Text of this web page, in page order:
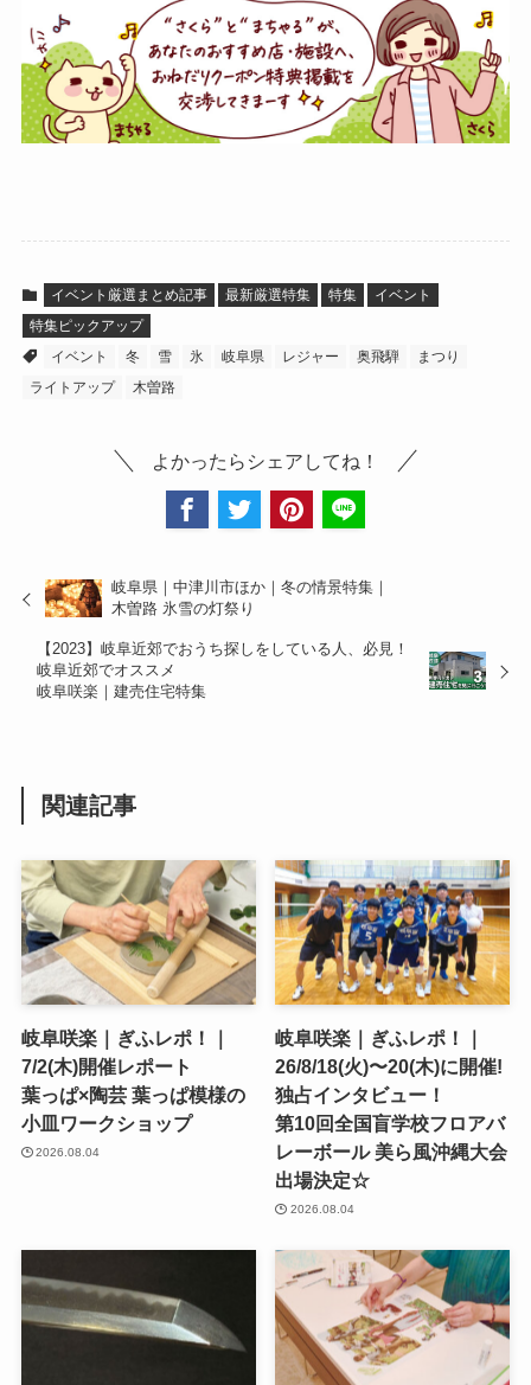
イベント厳選まとめ記事 最新厳選特集 特集
イベント
特集ピックアップ
イベント
冬 雪 氷 岐阜県 レジャー 奥飛騨
まつり
ライトアップ
木曽路
よかったらシェアしてね！
岐阜県｜中津川市ほか｜冬の情景特集｜
木曽路 氷雪の灯祭り
【2023】岐阜近郊でおうち探しをしている人、必見！
岐阜近郊でオススメ
岐阜咲楽｜建売住宅特集
関連記事
岐阜咲楽｜ぎふレポ！｜
7/2(木)開催レポート
葉っぱ×陶芸 葉っぱ模様の
小皿ワークショップ
2026.08.04
岐阜咲楽｜ぎふレポ！｜
26/8/18(火)〜20(木)に開催!
独占インタビュー！
第10回全国盲学校フロアバ
レーボール 美ら風沖縄大会
出場決定☆
2026.08.04